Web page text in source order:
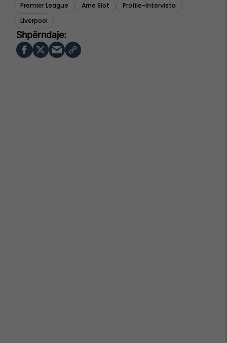
Premier League Arne Slot
Profile-Intervista
Liverpool